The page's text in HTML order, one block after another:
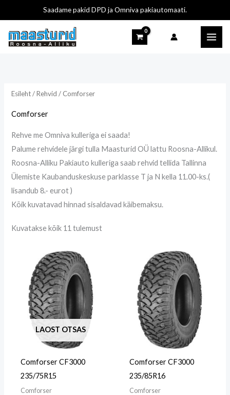
juurde
Saadame pakid DPD ja Omniva pakiautomaati.
ia
Esileht/Rehvid / Comforser
Comforser
Rehve me Omniva kulleriga ei saada!
Palume rehvidele järgi tulla Maasturid OÜ lattu Roosna-Allikul.
Roosna-Alliku Pakiauto kulleriga saab rehvid tellida Tallinna
Ülemiste Kaubanduskeskuse parklasse T ja N kella 11.00-ks.(
lisandub 8.- eurot )
Kõik kuvatavad hinnad sisaldavad käibemaksu.
Kuvatakse kõik 11 tulemust
LAOST OTSAS
Comforser CF3000
235/75R15
Comforser
Comforser CF3000
235/85R16
Comforser